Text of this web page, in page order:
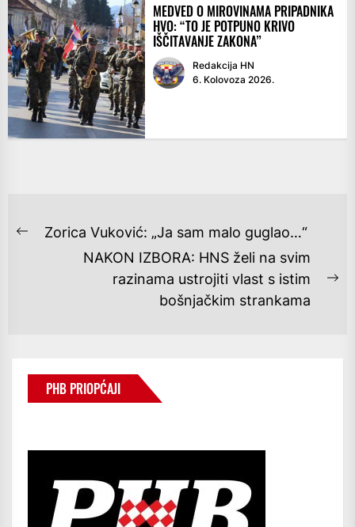
MEDVED O MIROVINAMA PRIPADNIKA
HVO: “TO JE POTPUNO KRIVO
IŠČITAVANJE ZAKONA”
Redakcija HN
6. Kolovoza 2026.
NAVIGACIJA
Previous
Zorica Vuković: „Ja sam malo guglao…“
NAKON IZBORA: HNS želi na svim
razinama ustrojiti vlast s istim
bošnjačkim strankama
PHB PRIOPĆAJI